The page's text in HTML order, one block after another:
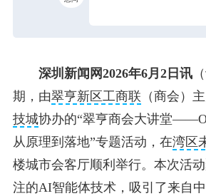
深圳新闻网2026年6月2日讯
期，由翠亨新区工商联 （商会）主
技城协办的“翠亨商会大讲堂
从原理到落地”专题活动，在湾区
楼城市会客厅顺利举行。本次活
注的AI智能体技术，吸引了来自